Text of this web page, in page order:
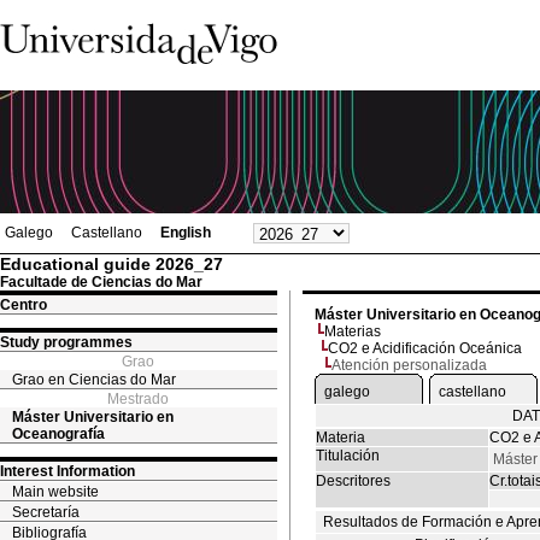
Galego Castellano English
Educational guide 2026_27
Facultade de Ciencias do Mar
Centro
Study programmes
Grao
Grao en Ciencias do Mar
Mestrado
Máster Universitario en
Oceanografía
Interest Information
Main website
Secretaría
Bibliografía
Máster Universitario en
Materias
CO2 e Acidificación Oceánica
Atención personalizada
galego
castellano
Materia
CO2 e
Titulación
Descritores
Resultados de Formación e